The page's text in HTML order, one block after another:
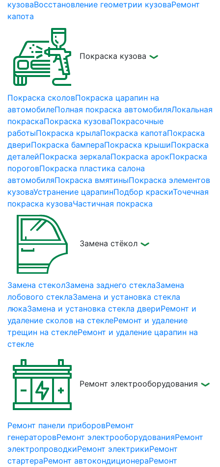
кузоваВосстановление геометрии кузоваРемонт
капота
Покраска кузова
Покраска сколовПокраска царапин на
автомобилеПолная покраска автомобиляЛокальная
покраскаПокраска кузоваПокрасочные
работыПокраска крылаПокраска капотаПокраска
двериПокраска бампераПокраска крышиПокраска
деталейПокраска зеркалаПокраска арокПокраска
пороговПокраска пластика салона
автомобиляПокраска вмятиныПокраска элементов
кузоваУстранение царапинПодбор краскиТочечная
покраска кузоваЧастичная покраска
Замена стёкол
Замена стеколЗамена заднего стеклаЗамена
лобового стеклаЗамена и установка стекла
люкаЗамена и установка стекла двериРемонт и
удаление сколов на стеклеРемонт и удаление
трещин на стеклеРемонт и удаление царапин на
стекле
Ремонт электрооборудования
Ремонт панели приборовРемонт
генераторовРемонт электрооборудованияРемонт
электропроводкиРемонт электрикиРемонт
стартераРемонт автокондиционераРемонт